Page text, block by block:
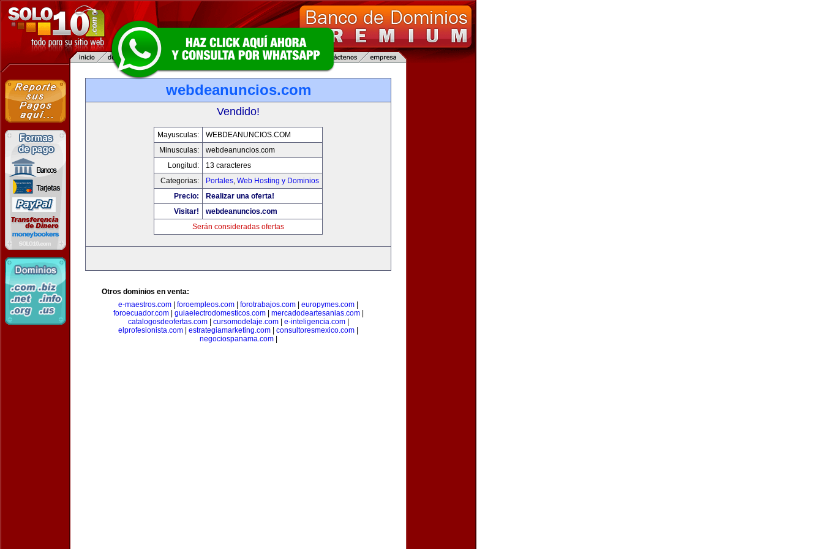
webdeanuncios.com
Vendido!
Mayusculas:
WEBDEANUNCIOS.COM
Minusculas:
webdeanuncios.com
Longitud:
13 caracteres
Categorias:
Portales, Web Hosting y Dominios
Precio:
Realizar una oferta!
Visitar!
webdeanuncios.com
Serán consideradas ofertas
Otros dominios en venta:
e-maestros.com
foroempleos.com forotrabajos.com europymes.com
foroecuador.com| guiaelectrodomesticos.com| mercadodeartesanias.com|
catalogosdeofertas.com| cursomodelaje.com| e-inteligencia.com|
elprofesionista.com
estrategiamarketing.com consultoresmexico.com
negociospanama.com|